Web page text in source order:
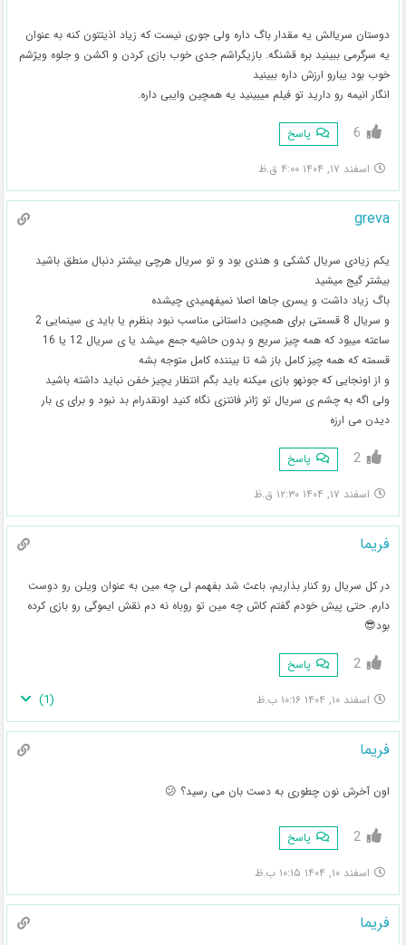
دوستان سریالش یه مقدار باگ داره ولی جوری نیست که زیاد اذیتتون کنه به عنوان
یه سرگرمی ببینید بره قشنگه. بازیگراشم جدی خوب بازی کردن و اکشن و جلوه ویژشم
خوب بود یبارو ارزش داره ببینید
انگار انیمه رو دارید تو فیلم میبینید یه همچین وایبی داره.
6 پاسخ
اسفند ۱۷, ۱۴۰۴ ۴:۰۰ ق.ظ
greva
یکم زیادی سریال کشکی و هندی بود و تو سریال هرچی بیشتر دنبال منطق باشید
بیشتر گیج میشید
باگ زیاد داشت و یسری جاها اصلا نمیفهمیدی چیشده
و سریال 8 قسمتی برای همچین داستانی مناسب نبود بنظرم یا باید ی سینمایی 2
ساعته میبود که همه چیز سریع و بدون حاشیه جمع میشد یا ی سریال 12 یا 16
قسمته که همه چیز کامل باز شه تا بیننده کامل متوجه بشه
و از اونجایی که جونهو بازی میکنه باید بگم انتظار یچیز خفن نباید داشته باشید
ولی اگه به چشم ی سریال تو ژانر فانتزی نگاه کنید اونقدرام بد نبود و برای ی بار
دیدن می ارزه
2 پاسخ
اسفند ۱۷, ۱۴۰۴ ۱۲:۳۰ ق.ظ
فریما
در کل سریال رو کنار بذاریم، باعث شد بفهمم لی چه مین به عنوان ویلن رو دوست
دارم. حتی پیش خودم گفتم کاش چه مین تو روباه نه دم نقش ایموگی رو بازی کرده
بود😎
2 پاسخ
اسفند ۱۰, ۱۴۰۴ ۱۰:۱۶ ب.ظ (
1
)
فریما
اون آخرش نون چطوری به دست بان می رسید؟ 😕
2 پاسخ
اسفند ۱۰, ۱۴۰۴ ۱۰:۱۵ ب.ظ
فریما